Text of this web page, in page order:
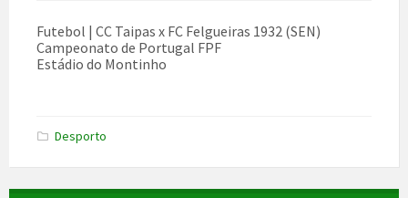
Futebol | CC Taipas x FC Felgueiras 1932 (SEN)
Campeonato de Portugal FPF
Estádio do Montinho
Desporto